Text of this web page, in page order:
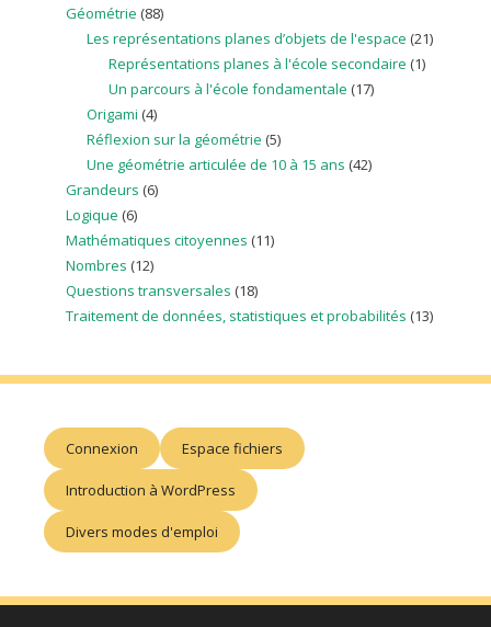
Géométrie (88)
Les représentations planes d’objets de l'espace (21)
Représentations planes à l'école secondaire (1)
Un parcours à l'école fondamentale (17)
Origami (4)
Réflexion sur la géométrie (5)
Une géométrie articulée de 10 à 15 ans (42)
Grandeurs (6)
Logique (6)
Mathématiques citoyennes (11)
Nombres (12)
Questions transversales (18)
Traitement de données, statistiques et probabilités (13)
Connexion Espace fichiers
Introduction à WordPress
Divers modes d'emploi